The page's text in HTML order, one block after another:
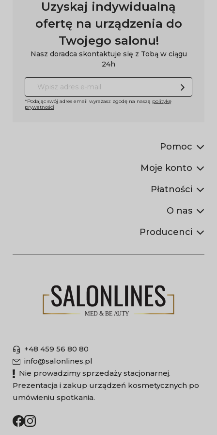
Uzyskaj indywidualną
ofertę na urządzenia do
Twojego salonu!
Nasz doradca skontaktuje się z Tobą w ciągu
24h
*Podając swój adres email wyrażasz zgodę na naszą politykę
prywatności
Pomoc
Moje konto
Płatności
O nas
Producenci
+48 459 56 80 80
info@salonlines.pl
Nie prowadzimy sprzedaży stacjonarnej.
Prezentacja i zakup urządzeń kosmetycznych po
umówieniu spotkania.